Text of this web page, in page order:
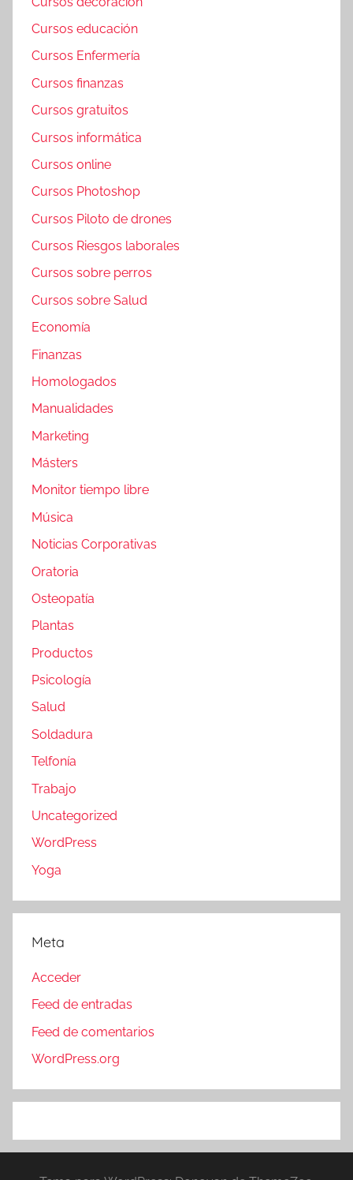
Cursos educación
Cursos Enfermería
Cursos finanzas
Cursos gratuitos
Cursos informática
Cursos online
Cursos Photoshop
Cursos Piloto de drones
Cursos Riesgos laborales
Cursos sobre perros
Cursos sobre Salud
Economía
Finanzas
Homologados
Manualidades
Marketing
Másters
Monitor tiempo libre
Música
Noticias Corporativas
Oratoria
Osteopatía
Plantas
Productos
Psicología
Salud
Soldadura
Telfonía
Trabajo
Uncategorized
WordPress
Yoga
Meta
Acceder
Feed de entradas
Feed de comentarios
WordPress.org